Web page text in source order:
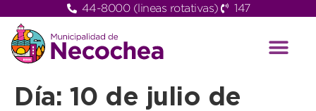
44-8000 (lineas rotativas) 147
Día: 10 de julio de